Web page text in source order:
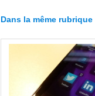
Dans la même rubrique